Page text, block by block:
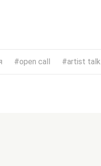
open call artist talk